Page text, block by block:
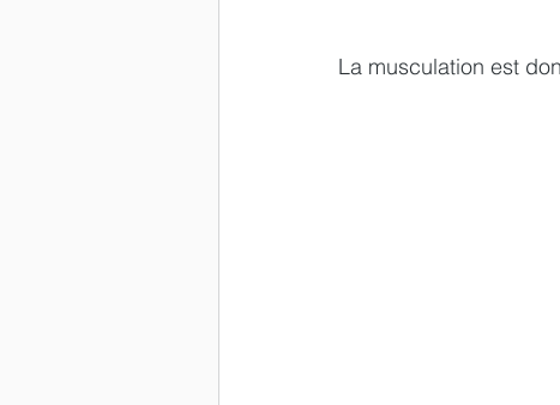
La musculation est